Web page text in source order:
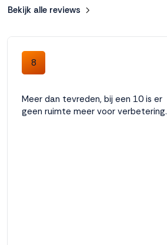
Bekijk alle reviews
8
Meer dan tevreden, bij een 10 is er
geen ruimte meer voor verbetering.